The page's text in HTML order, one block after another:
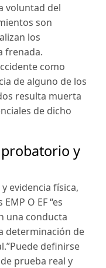
voluntad del
son
los
frenada.
como
de alguno de los
resulta muerta
de dicho
y
evidencia física,
O EF “es
una conducta
determinación de
definirse
prueba real y